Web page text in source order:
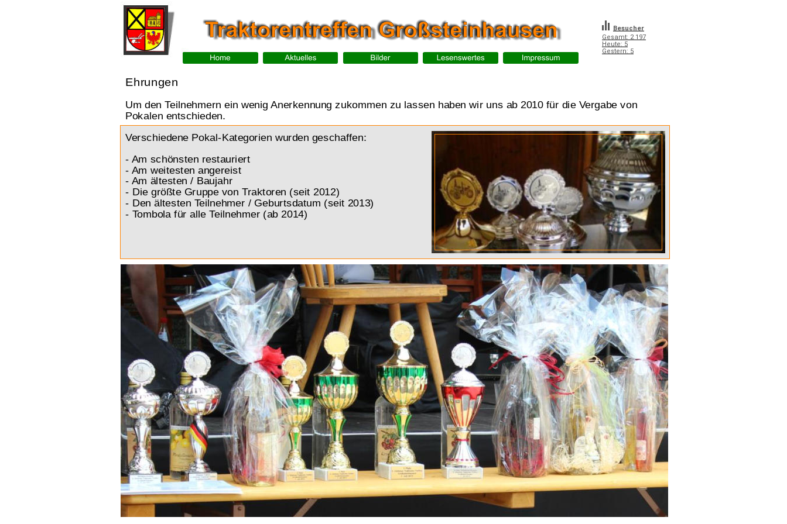
Gesamt: 2 197
Heute: 5
Gestern: 5
Besucher
- Am schönsten restauriert
- Am weitesten angereist
- Am ältesten / Baujahr
- Die größte Gruppe von Traktoren (seit 2012)
- Den ältesten Teilnehmer / Geburtsdatum (seit 2013)
- Tombola für alle Teilnehmer (ab 2014)
Ehrungen
Um den Teilnehmern ein wenig Anerkennung zukommen zu lassen haben wir uns ab 2010 für die Vergabe von
Pokalen entschieden.
Verschiedene Pokal-Kategorien wurden geschaffen: